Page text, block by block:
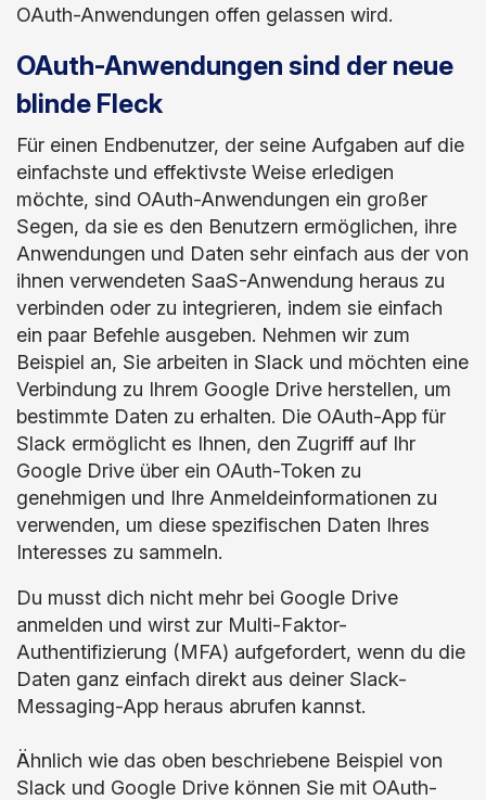
OAuth-Anwendungen offen gelassen wird.
OAuth-Anwendungen sind der neue
blinde Fleck
Für einen Endbenutzer, der seine Aufgaben auf die
einfachste und effektivste Weise erledigen
möchte, sind OAuth-Anwendungen ein großer
Segen, da sie es den Benutzern ermöglichen, ihre
Anwendungen und Daten sehr einfach aus der von
ihnen verwendeten SaaS-Anwendung heraus zu
verbinden oder zu integrieren, indem sie einfach
ein paar Befehle ausgeben. Nehmen wir zum
Beispiel an, Sie arbeiten in Slack und möchten eine
Verbindung zu Ihrem Google Drive herstellen, um
bestimmte Daten zu erhalten. Die OAuth-App für
Slack ermöglicht es Ihnen, den Zugriff auf Ihr
Google Drive über ein OAuth-Token zu
genehmigen und Ihre Anmeldeinformationen zu
verwenden, um diese spezifischen Daten Ihres
Interesses zu sammeln.
Du musst dich nicht mehr bei Google Drive
anmelden und wirst zur Multi-Faktor-
Authentifizierung (MFA) aufgefordert, wenn du die
Daten ganz einfach direkt aus deiner Slack-
Messaging-App heraus abrufen kannst.
Ähnlich wie das oben beschriebene Beispiel von
Slack und Google Drive können Sie mit OAuth-